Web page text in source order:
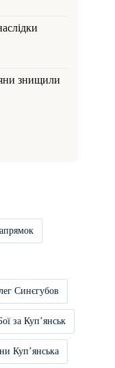
знищили
Синєгубов
за Купʼянськ
Купʼянська